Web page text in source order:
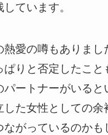
ています。
熱愛の噂もありまし
ぱりと否定したこと
パートナーがいると
た女性としての余
ながっているのかも